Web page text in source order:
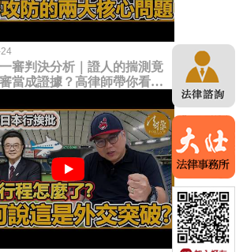
審判決分析｜證人的揣測竟
當成證據？高律師帶你看未